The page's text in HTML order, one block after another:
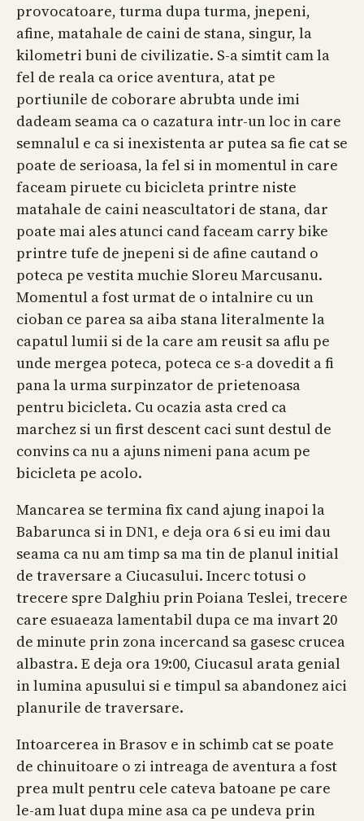
provocatoare, turma dupa turma, jnepeni,
afine, matahale de caini de stana, singur, la
kilometri buni de civilizatie. S-a simtit cam la
fel de reala ca orice aventura, atat pe
portiunile de coborare abrubta unde imi
dadeam seama ca o cazatura intr-un loc in care
semnalul e ca si inexistenta ar putea sa fie cat se
poate de serioasa, la fel si in momentul in care
faceam piruete cu bicicleta printre niste
matahale de caini neascultatori de stana, dar
poate mai ales atunci cand faceam carry bike
printre tufe de jnepeni si de afine cautand o
poteca pe vestita muchie Sloreu Marcusanu.
Momentul a fost urmat de o intalnire cu un
cioban ce parea sa aiba stana literalmente la
capatul lumii si de la care am reusit sa aflu pe
unde mergea poteca, poteca ce s-a dovedit a fi
pana la urma surpinzator de prietenoasa
pentru bicicleta. Cu ocazia asta cred ca
marchez si un first descent caci sunt destul de
convins ca nu a ajuns nimeni pana acum pe
bicicleta pe acolo.
Mancarea se termina fix cand ajung inapoi la
Babarunca si in DN1, e deja ora 6 si eu imi dau
seama ca nu am timp sa ma tin de planul initial
de traversare a Ciucasului. Incerc totusi o
trecere spre Dalghiu prin Poiana Teslei, trecere
care esuaeaza lamentabil dupa ce ma invart 20
de minute prin zona incercand sa gasesc crucea
albastra. E deja ora 19:00, Ciucasul arata genial
in lumina apusului si e timpul sa abandonez aici
planurile de traversare.
Intoarcerea in Brasov e in schimb cat se poate
de chinuitoare o zi intreaga de aventura a fost
prea mult pentru cele cateva batoane pe care
le-am luat dupa mine asa ca pe undeva prin